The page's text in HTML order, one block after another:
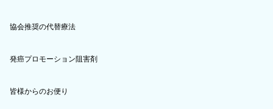
協会推奨の代替療法
発癌プロモーション阻害剤
皆様からのお便り